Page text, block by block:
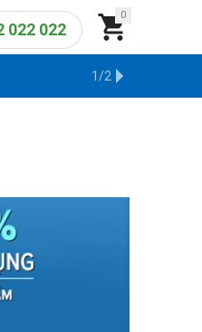
0

022 022
KHO HÀNG CŨ
1/2